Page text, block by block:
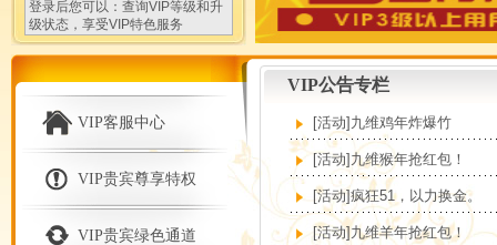
VIP公告专栏
[活动]九维鸡年炸爆竹
[活动]九维猴年抢红包！
[活动]疯狂51，以力换金。
[活动]九维羊年抢红包！
登录后您可以：查询VIP等级和升
级状态，享受VIP特色服务
VIP客服中心
VIP贵宾尊享特权
VIP贵宾绿色通道